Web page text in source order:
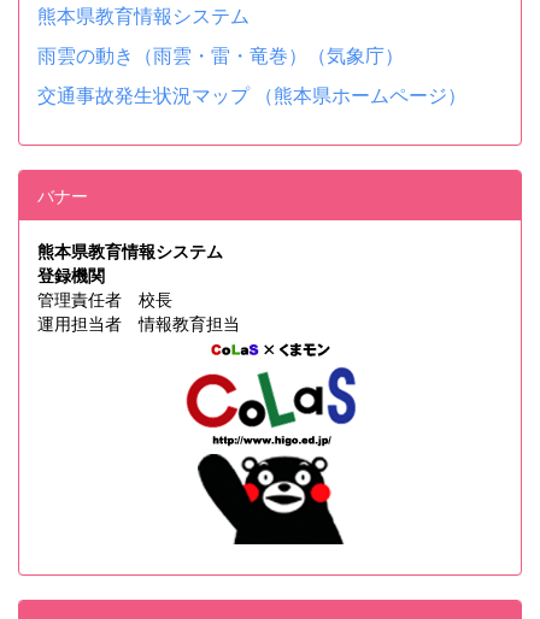
熊本県教育情報システム
雨雲の動き（雨雲・雷・竜巻）（気象庁）
交通事故発生状況マップ （熊本県ホームページ）
バナー
熊本県教育情報システム
登録機関
管理責任者 校長
運用担当者 情報教育担当